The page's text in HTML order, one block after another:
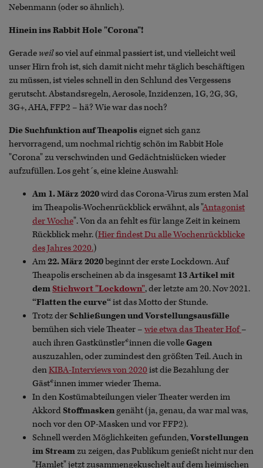
Nebenmann (oder so ähnlich).
Hinein ins Rabbit Hole "Corona"!
Gerade weilso viel auf einmal passiert ist, und vielleicht weil
unser Hirn froh ist, sich damit nicht mehr täglich beschäftigen
zu müssen, ist vieles schnell in den Schlund des Vergessens
gerutscht. Abstandsregeln, Aerosole, Inzidenzen, 1G, 2G, 3G,
3G+, AHA, FFP2 – hä? Wie war das noch?
Die Suchfunktion auf Theapoliseignet sich ganz
hervorragend, um nochmal richtig schön im Rabbit Hole
"Corona" zu verschwinden und Gedächtnislücken wieder
aufzufüllen. Los geht´s, eine kleine Auswahl:
Am 1. März 2020wird das Corona-Virus zum ersten Mal
im Theapolis-Wochenrückblick erwähnt, als "Antagonist
der Woche". Von da an fehlt es für lange Zeit in keinem
Rückblick mehr. (Hier findest Du alle Wochenrückblicke
des Jahres 2020.)
Am22. März 2020beginnt der erste Lockdown. Auf
Theapolis erscheinen ab da insgesamt 13 Artikel mit
demStichwort "Lockdown", der letzte am 20. Nov 2021.
“Flatten the curve“ist das Motto der Stunde.
Trotz derSchließungen und Vorstellungsausfälle
bemühen sich viele Theater – wie etwa das Theater Hof–
auch ihren Gastkünstler*innen die volleGagen
auszuzahlen, oder zumindest den größten Teil. Auch in
denKIBA-Interviews von 2020 ist die Bezahlung der
Gäst*innen immer wieder Thema.
In den Kostümabteilungen vieler Theater werden im
AkkordStoffmaskengenäht (ja, genau, da war mal was,
noch vor den OP-Masken und vor FFP2).
Schnell werden Möglichkeiten gefunden,Vorstellungen
im Streamzu zeigen, das Publikum genießt nicht nur den
"Hamlet" jetzt zusammengekuschelt auf dem heimischen